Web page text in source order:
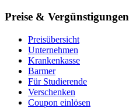
Preise & Vergünstigungen
Preisübersicht
Unternehmen
Krankenkasse
Barmer
Für Studierende
Ver­schen­ken
Coupon einlösen